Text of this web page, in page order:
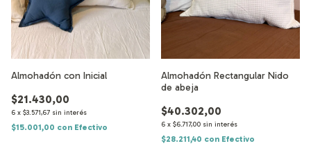
Almohadón con Inicial
$21.430,00
6 x $3.571,67 sin interés
$15.001,00 con Efectivo
Almohadón Rectangular Nido
de abeja
$40.302,00
6 x $6.717,00 sin interés
$28.211,40 con Efectivo